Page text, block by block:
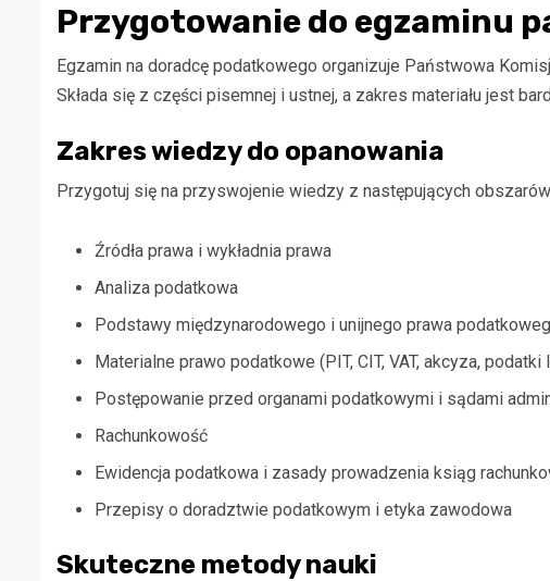
Przygotowanie do egzaminu
Egzamin na doradcę podatkowego organizuje Państwowa
Składa się z części pisemnej i ustnej, a zakres materiału jest
Zakres wiedzy do opanowania
Przygotuj się na przyswojenie wiedzy z następujących
Źródła prawa i wykładnia prawa
Analiza podatkowa
Podstawy międzynarodowego i unijnego prawa
Materialne prawo podatkowe (PIT, CIT, VAT, akcyza, podatki
Postępowanie przed organami podatkowymi i sądami
Rachunkowość
Ewidencja podatkowa i zasady prowadzenia ksiąg
Przepisy o doradztwie podatkowym i etyka zawodowa
Skuteczne metody nauki